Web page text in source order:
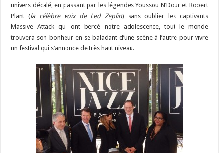
univers décalé, en passant par les légendes Youssou N’Dour et Robert
Plant (la célèbre voix de Led Zeplin) sans oublier les captivants
Massive Attack qui ont bercé notre adolescence, tout le monde
trouvera son bonheur en se baladant d’une scène à l’autre pour vivre
un festival qui s’annonce de très haut niveau.